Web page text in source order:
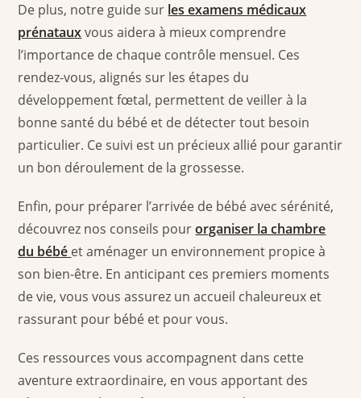
De plus, notre guide sur les examens médicaux
prénatauxvous aidera à mieux comprendre
l’importance de chaque contrôle mensuel. Ces
rendez-vous, alignés sur les étapes du
développement fœtal, permettent de veiller à la
bonne santé du bébé et de détecter tout besoin
particulier. Ce suivi est un précieux allié pour garantir
un bon déroulement de la grossesse.
Enfin, pour préparer l’arrivée de bébé avec sérénité,
découvrez nos conseils pourorganiser la chambre
du bébé et aménager un environnement propice à
son bien-être. En anticipant ces premiers moments
de vie, vous vous assurez un accueil chaleureux et
rassurant pour bébé et pour vous.
Ces ressources vous accompagnent dans cette
aventure extraordinaire, en vous apportant des